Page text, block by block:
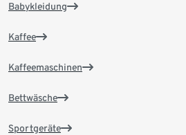
Babykleidung
Kaffee
Kaffeemaschinen
Bettwäsche
Sportgeräte